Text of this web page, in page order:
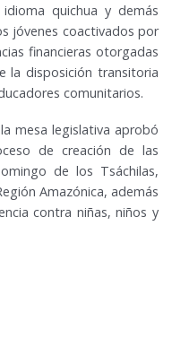
quichua y demás
jóvenes coactivados por
financieras otorgadas
la disposición transitoria
comunitarios.
mesa legislativa aprobó
de creación de las
de los Tsáchilas,
Amazónica, además
contra niñas, niños y